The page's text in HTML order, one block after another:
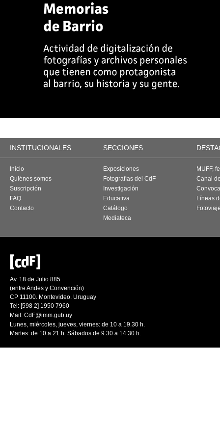
INSTITUCIONALES SECCIONES
Inicio
Quiénes somos
Suscripción
FAQ
Contacto
Exposiciones
Fotografías del CdF
Investigación
Educativa
Catálogo
Mediateca
MUFF,
Canal
Líneas
Av. 18 de Julio 885
(entre Andes y Convención)
CP 11100. Montevideo. Uruguay
Tel: [598 2] 1950 7960
Mail: CdF@imm.gub.uy
Lunes, miércoles, jueves, viernes: de 10 a 19.30 h.
Martes: de 10 a 21 h. Sábados de 9.30 a 14.30 h.